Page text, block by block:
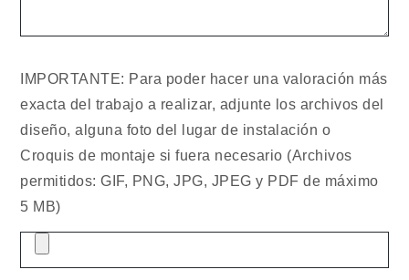
IMPORTANTE: Para poder hacer una valoración más
exacta del trabajo a realizar, adjunte los archivos del
diseño, alguna foto del lugar de instalación o
Croquis de montaje si fuera necesario (Archivos
permitidos: GIF, PNG, JPG, JPEG y PDF de máximo
5 MB)